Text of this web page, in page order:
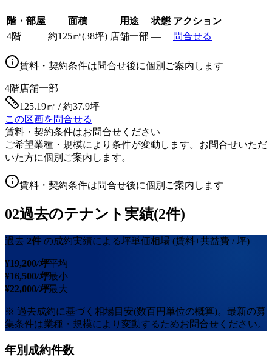
階・部屋 面積 用途 状態 アクション
4階
約125㎡(38坪) 店舗一部 — 問合せる
賃料・契約条件は問合せ後に個別ご案内します
4階店舗一部
125.19㎡ / 約37.9坪
この区画を問合せる
賃料・契約条件はお問合せください
ご希望業種・規模により条件が変動します。お問合せいただ
いた方に個別ご案内します。
賃料・契約条件は問合せ後に個別ご案内します
02過去のテナント実績(2件)
過去 2件 の成約実績による坪単価相場 (賃料+共益費 / 坪)
¥19,200/坪平均
¥16,500/坪最小
¥22,000/坪最大
※ 過去成約に基づく相場目安(数百円単位の概算)。最新の募
集条件は業種・規模により変動するためお問合せください。
年別成約件数